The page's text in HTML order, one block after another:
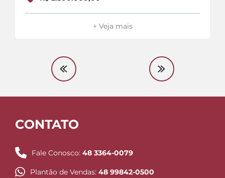
+ Veja mais
CONTATO
Fale Conosco: 48 3364-0079
Plantão de Vendas: 48 99842-0500